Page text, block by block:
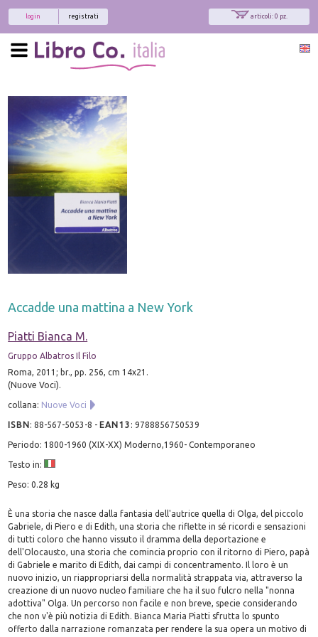
articoli: 0 pz.
registrati
login
Accadde una mattina a New York
Piatti Bianca M.
Gruppo Albatros Il Filo
Roma, 2011; br., pp. 256, cm 14x21.
(Nuove Voci).
collana: Nuove Voci
ISBN:88-567-5053-8 - EAN13 :9788856750539
Periodo: 1800-1960 (XIX-XX) Moderno,1960- Contemporaneo
Testo in:
Peso: 0.28 kg
È una storia che nasce dalla fantasia dell'autrice quella di Olga, del piccolo
Gabriele, di Piero e di Edith, una storia che riflette in sé ricordi e sensazioni
di tutti coloro che hanno vissuto il dramma della deportazione e
dell'Olocausto, una storia che comincia proprio con il ritorno di Piero, papà
di Gabriele e marito di Edith, dai campi di concentramento. Il loro è un
nuovo inizio, un riappropriarsi della normalità strappata via, attraverso la
creazione di un nuovo nucleo familiare che ha il suo fulcro nella "nonna
adottiva" Olga. Un percorso non facile e non breve, specie considerando
che non v'è più notizia di Edith. Bianca Maria Piatti sfrutta lo spunto
offerto dalla narrazione romanzata per rendere la sua opera un motivo di